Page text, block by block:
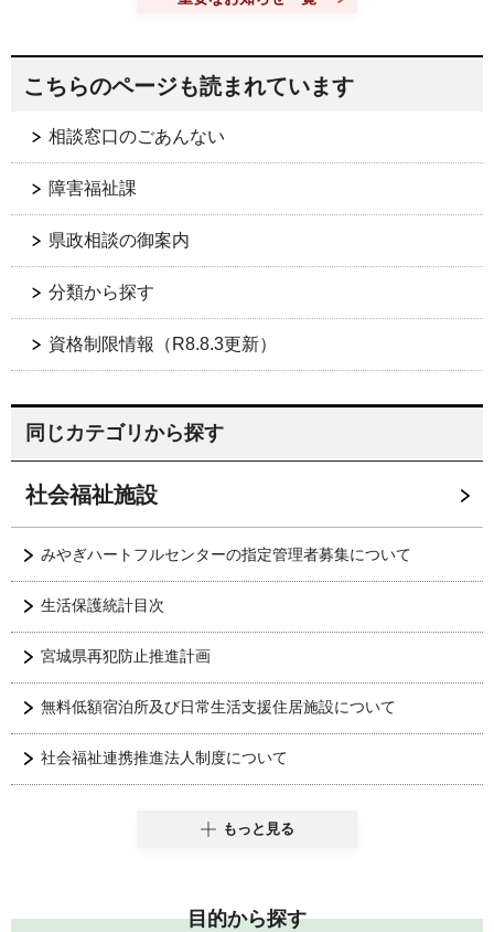
こちらのページも読まれています
相談窓口のごあんない
障害福祉課
県政相談の御案内
分類から探す
資格制限情報（R8.8.3更新）
同じカテゴリから探す
社会福祉施設
みやぎハートフルセンターの指定管理者募集について
生活保護統計目次
宮城県再犯防止推進計画
無料低額宿泊所及び日常生活支援住居施設について
社会福祉連携推進法人制度について
もっと見る
目的から探す